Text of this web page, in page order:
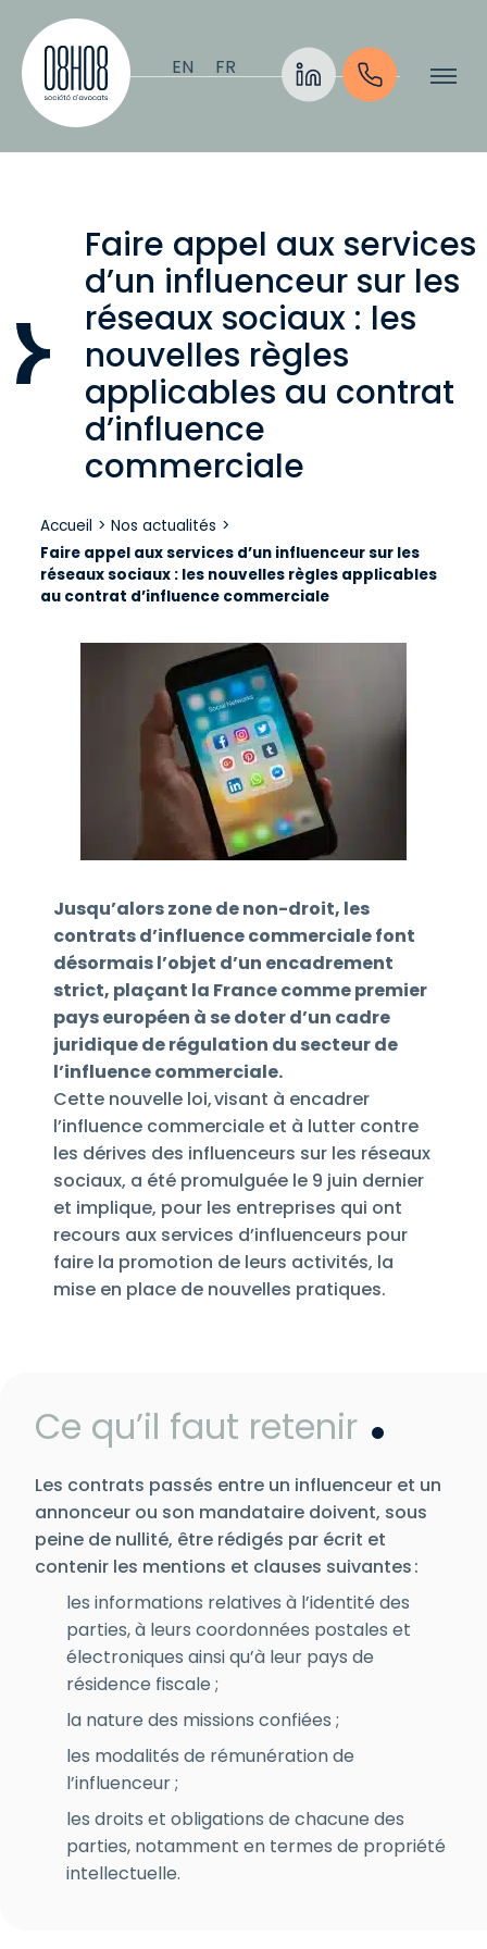
Aller au contenu
EN
FR
Faire appel aux services
d’un influenceur sur les
réseaux sociaux : les
nouvelles règles
applicables au contrat
d’influence
commerciale
Accueil > Nos actualités >
Faire appel aux services d’un influenceur sur les
réseaux sociaux : les nouvelles règles applicables
au contrat d’influence commerciale
Jusqu’alors zone de non-droit, les
contrats d’influence commerciale font
désormais l’objet d’un encadrement
strict, plaçant la France comme premier
pays européen à se doter d’un cadre
juridique de régulation du secteur de
l’influence commerciale.
Cette nouvelle loi, visant à encadrer
l’influence commerciale et à lutter contre
les dérives des influenceurs sur les réseaux
sociaux, a été promulguée le 9 juin dernier
et implique, pour les entreprises qui ont
recours aux services d’influenceurs pour
faire la promotion de leurs activités, la
mise en place de nouvelles pratiques.
Ce qu’il faut retenir
Les contrats passés entre un influenceur et un
annonceur ou son mandataire doivent, sous
peine de nullité, être rédigés par écrit et
contenir les mentions et clauses suivantes :
les informations relatives à l’identité des
parties, à leurs coordonnées postales et
électroniques ainsi qu’à leur pays de
résidence fiscale ;
la nature des missions confiées ;
les modalités de rémunération de
l’influenceur ;
les droits et obligations de chacune des
parties, notamment en termes de propriété
intellectuelle.